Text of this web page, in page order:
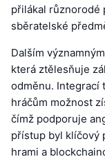
přilákal různorodé
sběratelské
Dalším
která ztělesňuje
odměnu. Integrací
hráčům možnost
čímž podporuje
přístup byl klíčový
hrami a